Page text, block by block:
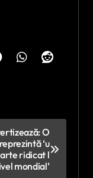
O
‘u
ridicat l
mondial’